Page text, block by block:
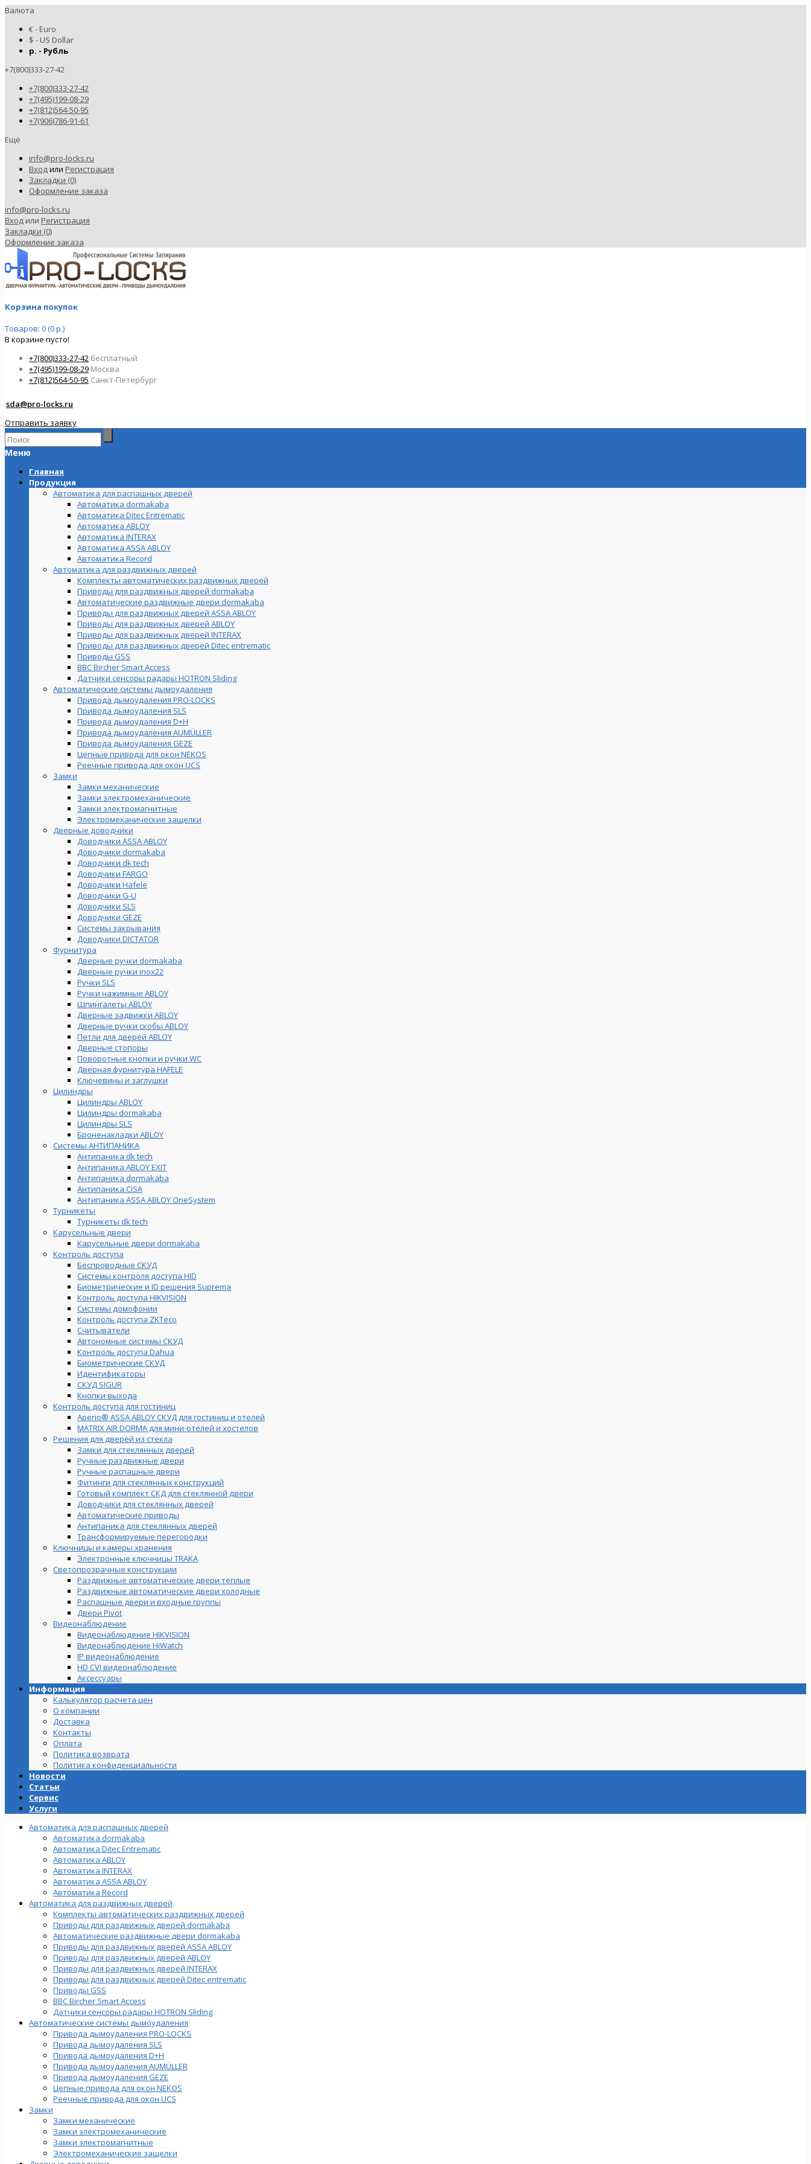
Валюта
€ - Euro
$ - US Dollar
р. - Рубль
+7(800)333-27-42
+7(800)333-27-42
+7(495)199-08-29
+7(812)564-50-95
+7(906)786-91-61
Ещё
info@pro-locks.ru
Входили Регистрация
Закладки (0)
Оформление заказа
info@pro-locks.ru
Вход или Регистрация
Закладки (0)
Оформление заказа
Корзина покупок
Товаров: 0 (0 р.)
В корзине пусто!
+7(800)333-27-42 бесплатный
+7(495)199-08-29 Москва
+7(812)564-50-95 Санкт-Петербург
sda@pro-locks.ru
Отправить заявку
Меню
Главная
Продукция
Автоматика для распашных дверей
Автоматика dormakaba
Автоматика Ditec Entrematic
Автоматика ABLOY
Автоматика INTERAX
Автоматика ASSA ABLOY
Автоматика Record
Автоматика для раздвижных дверей
Комплекты автоматических раздвижных дверей
Приводы для раздвижных дверей dormakaba
Автоматические раздвижные двери dormakaba
Приводы для раздвижных дверей ASSA ABLOY
Приводы для раздвижных дверей ABLOY
Приводы для раздвижных дверей INTERAX
Приводы для раздвижных дверей Ditec entrematic
Приводы GSS
BBC Bircher Smart Access
Датчики сенсоры радары HOTRON Sliding
Автоматические системы дымоудаления
Привода дымоудаления PRO-LOCKS
Привода дымоудаления SLS
Привода дымоудаления D+H
Привода дымоудаления AUMÜLLER
Привода дымоудаления GEZE
Цепные привода для окон NEKOS
Реечные привода для окон UСS
Замки
Замки механические
Замки электромеханические
Замки электромагнитные
Электромеханические защелки
Дверные доводчики
Доводчики ASSA ABLOY
Доводчики dormakaba
Доводчики dk tech
Доводчики FARGO
Доводчики Hafele
Доводчики G-U
Доводчики SLS
Доводчики GEZE
Cистемы закрывания
Доводчики DICTATOR
Фурнитура
Дверные ручки dormakaba
Дверные ручки inox22
Ручки SLS
Ручки нажимные ABLOY
Шпингалеты ABLOY
Дверные задвижки ABLOY
Дверные ручки скобы ABLOY
Петли для дверей ABLOY
Дверные стопоры
Поворотные кнопки и ручки WC
Дверная фурнитура HAFELE
Ключевины и заглушки
Цилиндры
Цилиндры ABLOY
Цилиндры dormakaba
Цилиндры SLS
Броненакладки ABLOY
Системы АНТИПАНИКА
Антипаника dk tech
Антипаника ABLOY EXIT
Антипаника dormakaba
Антипаника СISA
Антипаника ASSA ABLOY OneSystem
Турникеты
Турникеты dk tech
Карусельные двери
Карусельные двери dormakaba
Контроль доступа
Беспроводные СКУД
Системы контроля доступа HID
Биометрические и ID решения Suprema
Контроль доступа HIKVISION
Системы домофонии
Контроль доступа ZKTeco
Считыватели
Автономные системы СКУД
Контроль доступа Dahua
Биометрические СКУД
Идентификаторы
СКУД SIGUR
Кнопки выхода
Контроль доступа для гостиниц
Aperio® ASSA ABLOY СКУД для гостиниц и отелей
MATRIX AIR DORMA для мини-отелей и хостелов
Решения для дверей из стекла
Замки для стеклянных дверей
Ручные раздвижные двери
Ручные распашные двери
Фитинги для стеклянных конструкций
Готовый комплект СКД для стеклянной двери
Доводчики для стеклянных дверей
Автоматические приводы
Антипаника для стеклянных дверей
Трансформируемые перегородки
Ключницы и камеры хранения
Электронные ключницы TRAKA
Светопрозрачные конструкции
Раздвижные автоматические двери теплые
Раздвижные автоматические двери холодные
Распашные двери и входные группы
Двери Pivot
Видеонаблюдение
Видеонаблюдение HIKVISION
Видеонаблюдение HiWatch
IP видеонаблюдение
HD CVI видеонаблюдение
Аксессуары
Информация
Калькулятор расчета цен
О компании
Доставка
Контакты
Оплата
Политика возврата
Политика конфиденциальности
Новости
Статьи
Сервис
Услуги
Автоматика для распашных дверей
Автоматика dormakaba
Автоматика Ditec Entrematic
Автоматика ABLOY
Автоматика INTERAX
Автоматика ASSA ABLOY
Автоматика Record
Автоматика для раздвижных дверей
Комплекты автоматических раздвижных дверей
Приводы для раздвижных дверей dormakaba
Автоматические раздвижные двери dormakaba
Приводы для раздвижных дверей ASSA ABLOY
Приводы для раздвижных дверей ABLOY
Приводы для раздвижных дверей INTERAX
Приводы для раздвижных дверей Ditec entrematic
Приводы GSS
BBC Bircher Smart Access
Датчики сенсоры радары HOTRON Sliding
Автоматические системы дымоудаления
Привода дымоудаления PRO-LOCKS
Привода дымоудаления SLS
Привода дымоудаления D+H
Привода дымоудаления AUMÜLLER
Привода дымоудаления GEZE
Цепные привода для окон NEKOS
Реечные привода для окон UСS
Замки
Замки механические
Замки электромеханические
Замки электромагнитные
Электромеханические защелки